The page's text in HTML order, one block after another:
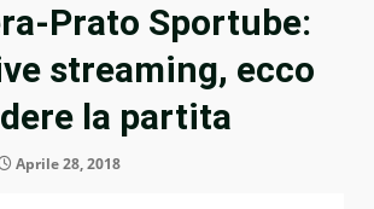
Prato Sportube:
streaming, ecco
la partita
Aprile 28, 2018